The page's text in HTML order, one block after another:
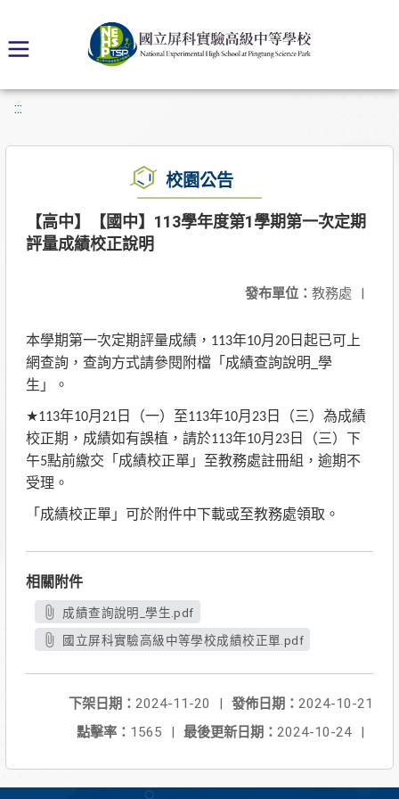
:::
校園公告
【高中】【國中】113學年度第1學期第一次定期
評量成績校正說明
發布單位： 教務處 |
本學期第一次定期評量成績， 113年10月 20 日起已可上
網查詢，查詢方式請參閱附檔「成績查詢說明 學
生」。
★113年10月 21 日（一）至113年10月 23 日（三）為成績
校正期，成績如有誤植，請於113年10月 23 日（三）下
午5點前繳交「成績校正單」至教務處註冊組，逾期不
受理。
「成績校正單」可於附件中下載或至教務處領取。
相關附件
成績查詢說明_學生.pdf
國立屏科實驗高級中等學校成績校正單.pdf
發佈日期： 2024-10-21
下架日期： 2024-11-20
|
最後更新日期： 2024-10-24 |
點擊率： 1565 |